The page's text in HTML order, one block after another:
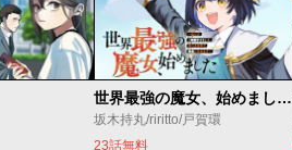
世界最強の魔女、始めました ～私だけ『攻略サイト』を見れる世界で自由に生きます～
坂木持丸/riritto/戸賀環
23話無料